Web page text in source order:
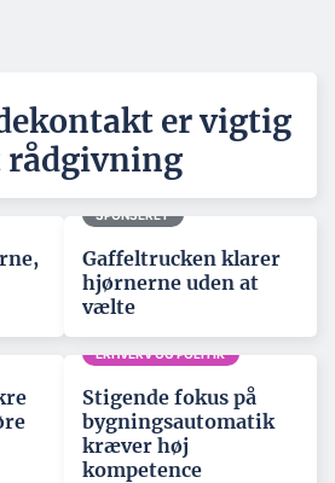
er vigtig
SPONSERET
Gaffeltrucken klarer
hjørnerne uden at
vælte
ERHVERV OG POLITIK
Stigende fokus på
bygningsautomatik
kræver høj
kompetence